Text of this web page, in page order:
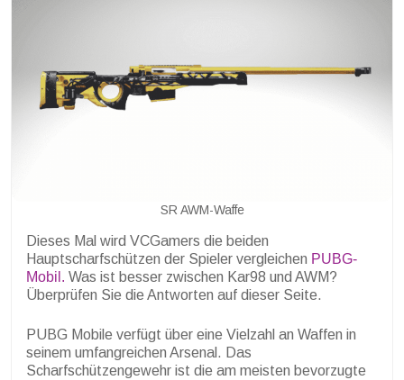
SR AWM-Waffe
Dieses Mal wird VCGamers die beiden
Hauptscharfschützen der Spieler vergleichen PUBG-
Mobil. Was ist besser zwischen Kar98 und AWM?
Überprüfen Sie die Antworten auf dieser Seite.
PUBG Mobile verfügt über eine Vielzahl an Waffen in
seinem umfangreichen Arsenal. Das
Scharfschützengewehr ist die am meisten bevorzugte